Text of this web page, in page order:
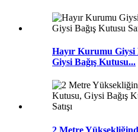
Hayır Kurumu Giysi
Giysi Bağış Kutusu...
2 Metre